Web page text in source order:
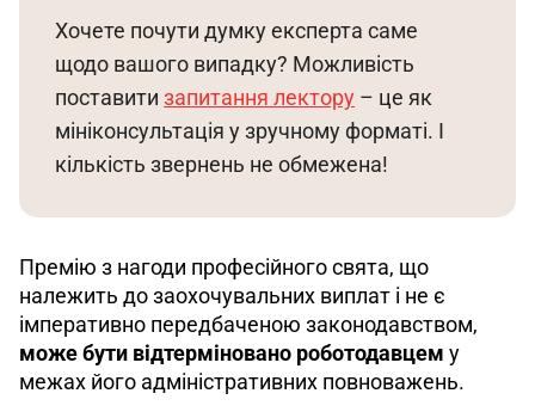
Хочете почути думку експерта саме
щодо вашого випадку? Можливість
поставити запитання лектору – це як
мініконсультація у зручному форматі. І
кількість звернень не обмежена!
Премію з нагоди професійного свята, що
належить до заохочувальних виплат і не є
імперативно передбаченою законодавством,
може бути відтерміновано роботодавцем у
межах його адміністративних повноважень.